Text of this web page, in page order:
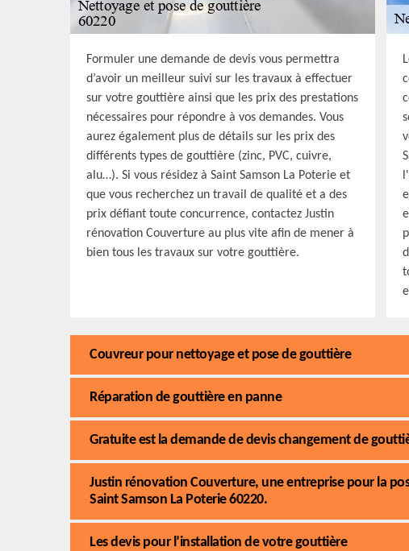
Formuler une demande de devis vous permettra
d’avoir un meilleur suivi sur les travaux à effectuer
sur votre gouttière ainsi que les prix des prestations
nécessaires pour répondre à vos demandes. Vous
aurez également plus de détails sur les prix des
différents types de gouttière (zinc, PVC, cuivre,
alu…). Si vous résidez à Saint Samson La Poterie et
que vous recherchez un travail de qualité et a des
prix défiant toute concurrence, contactez Justin
rénovation Couverture au plus vite afin de mener à
bien tous les travaux sur votre gouttière.
Couvreur pour nettoyage et pose de gouttière
Réparation de gouttière en panne
Gratuite est la demande de devis changement de
Justin rénovation Couverture, une entreprise pour la
Saint Samson La Poterie 60220.
Les devis pour l’installation de votre gouttière